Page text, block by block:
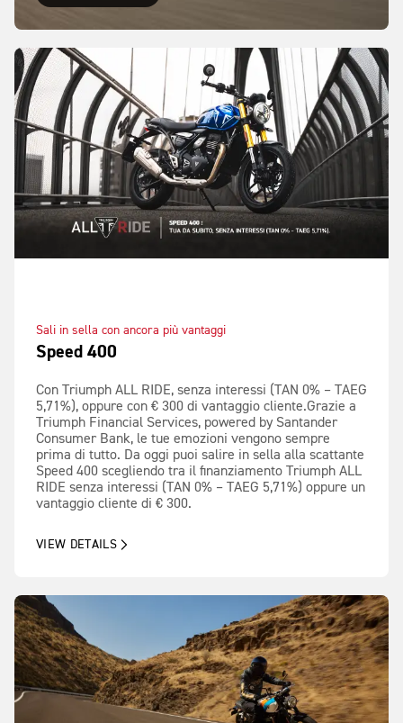
Sali in sella con ancora più vantaggi
Speed 400
Con Triumph ALL RIDE, senza interessi (TAN 0% – TAEG
5,71%), oppure con € 300 di vantaggio cliente.Grazie a
Triumph Financial Services, powered by Santander
Consumer Bank, le tue emozioni vengono sempre
prima di tutto. Da oggi puoi salire in sella alla scattante
Speed 400 scegliendo tra il finanziamento Triumph ALL
RIDE senza interessi (TAN 0% – TAEG 5,71%) oppure un
vantaggio cliente di € 300.
VIEW DETAILS